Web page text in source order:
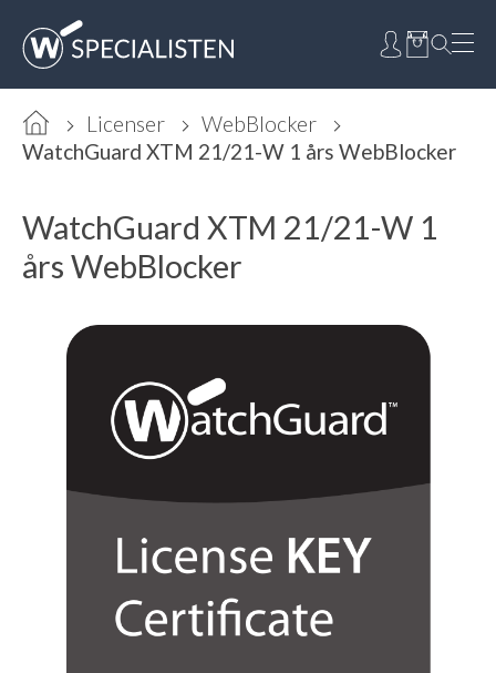
Licenser
WebBlocker
WatchGuard XTM 21/21-W 1 års WebBlocker
WatchGuard XTM 21/21-W 1
års WebBlocker